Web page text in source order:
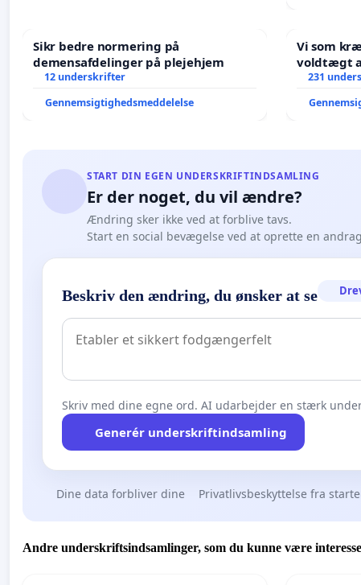
Sikr bedre normering på
demensafdelinger på plejehjem
12 underskrifter
Gennemsigtighedsmeddelelse
Vi som
voldtægt af natur, dyreliv, børn,
unge
231
START DIN EGEN UNDERSKRIFTINDSAMLING
Er der noget, du vil ændre?
Ændring sker ikke ved at forblive tavs.
Start en social bevægelse ved at oprette en
Beskriv den ændring, du ønsker at se
Skriv med dine egne ord. AI udarbejder en stærk
Generér underskriftindsamling
Dine data forbliver dine Privatlivsbeskyttelse fra
Andre underskriftsindsamlinger, som du kunne være